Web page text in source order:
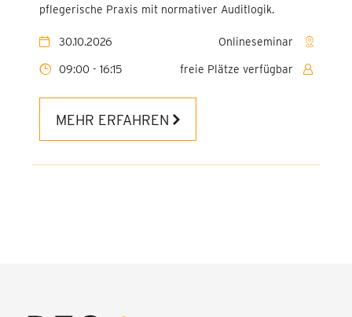
pflegerische Praxis mit normativer Auditlogik.
30.10.2026 Onlineseminar
09:00 - 16:15 freie Plätze verfügbar
MEHR ERFAHREN